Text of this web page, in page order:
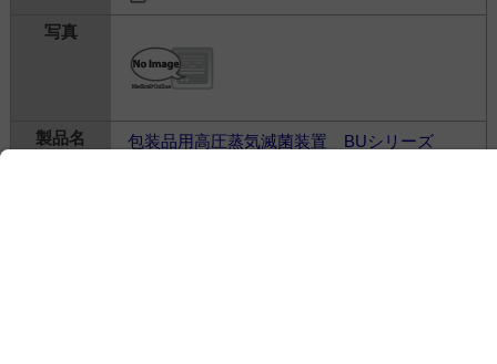
包装品用高圧蒸気滅菌装置 BUシリーズ